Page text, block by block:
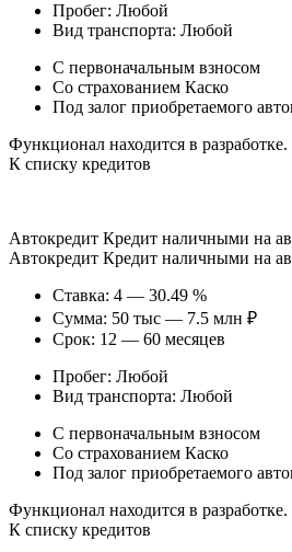
Пробег: Любой
Вид транспорта: Любой
С первоначальным взносом
Со страхованием Каско
Под залог приобретаемого
Функционал находится в разработке.
К списку кредитов
Автокредит Кредит наличными на
Автокредит Кредит наличными на
Ставка: 4 — 30.49 %
Сумма: 50 тыс — 7.5 млн ₽
Срок: 12 — 60 месяцев
Пробег: Любой
Вид транспорта: Любой
С первоначальным взносом
Со страхованием Каско
Под залог приобретаемого
Функционал находится в разработке.
К списку кредитов